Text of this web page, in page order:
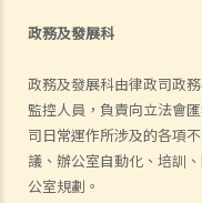
政務及發展科
政務及發展科由律政司政
監控人員，負責向立法會
司日常運作所涉及的各項
議、辦公室自動化、培訓
公室規劃。